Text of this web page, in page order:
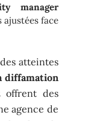
manager
ajustées face
atteintes
diffamation
offrent des
agence de